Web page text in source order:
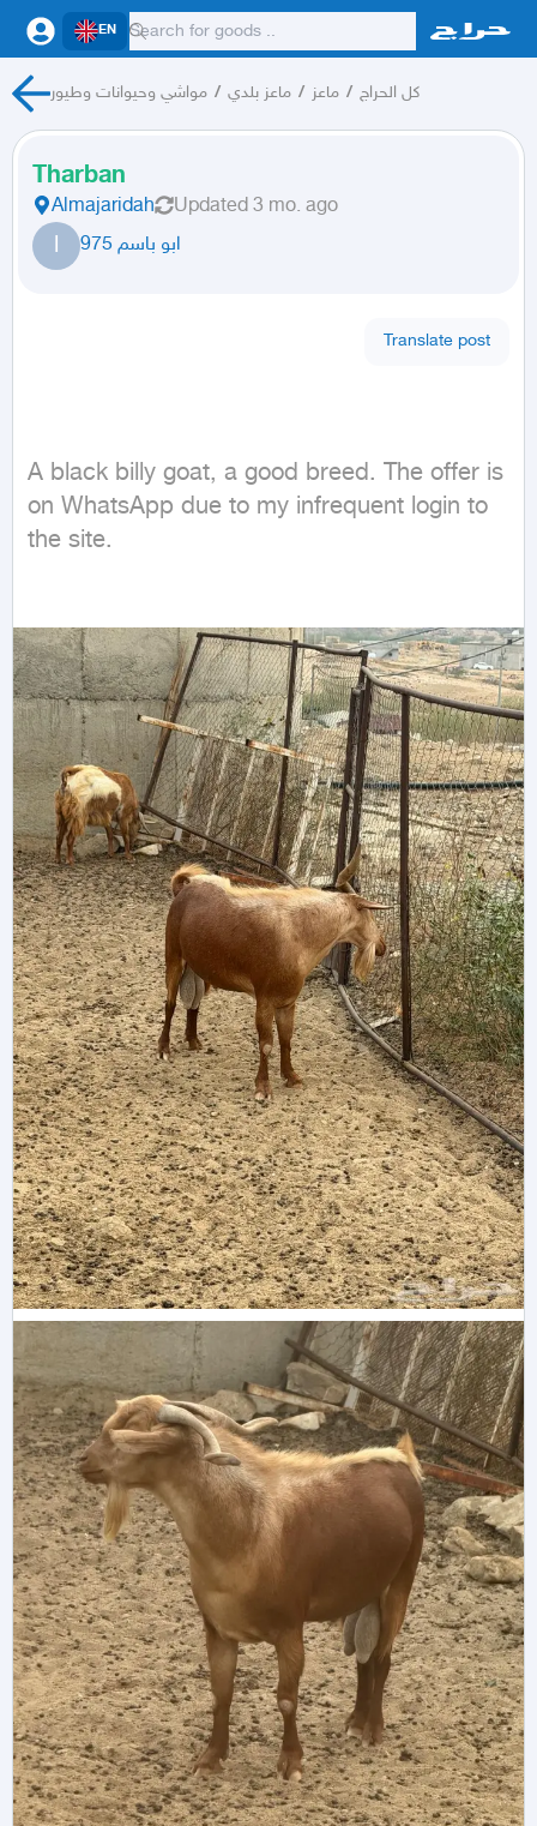
EN
مواشي وحيوانات وطيور / ماعز بلدي / ماعز / كل الحراج
Tharban
Almajaridah Updated 3 mo. ago
ا ابو باسم 975
Translate post
A black billy goat, a good breed. The offer is
on WhatsApp due to my infrequent login to
the site.